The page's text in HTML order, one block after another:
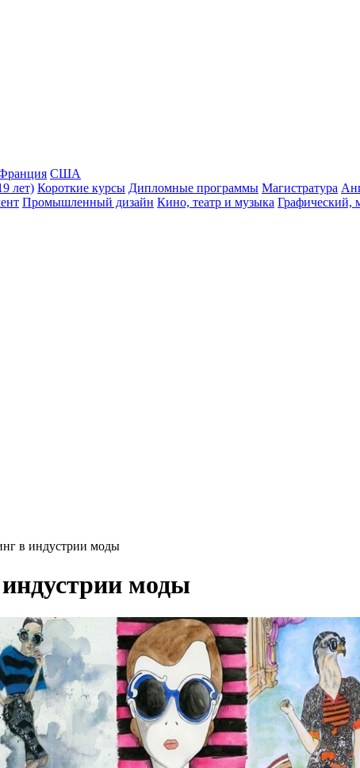
США
лет) Короткие курсы Дипломные программы Магистратура
Промышленный дизайн Кино, театр и музыка Графический,
в индустрии моды
моды